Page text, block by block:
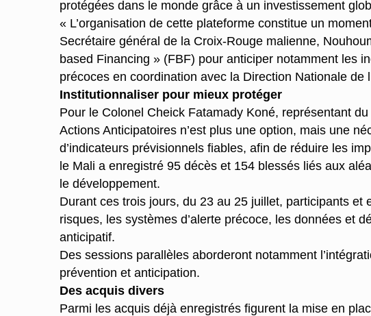
protégées dans le monde grâce à un investissement
« L’organisation de cette plateforme constitue un
Secrétaire général de la Croix-Rouge malienne,
based Financing » (FBF) pour anticiper notamment les
précoces en coordination avec la Direction Nationale de
Institutionnaliser pour mieux protéger
Pour le Colonel Cheick Fatamady Koné, représentant
Actions Anticipatoires n’est plus une option, mais une
d’indicateurs prévisionnels fiables, afin de réduire les
le Mali a enregistré 95 décès et 154 blessés liés aux
le développement.
Durant ces trois jours, du 23 au 25 juillet, participants et
risques, les systèmes d’alerte précoce, les données et
anticipatif.
Des sessions parallèles aborderont notamment
prévention et anticipation.
Des acquis divers
Parmi les acquis déjà enregistrés figurent la mise en